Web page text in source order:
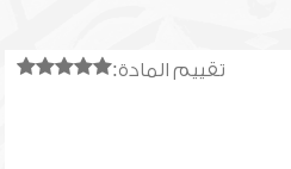
تقييم المادة: